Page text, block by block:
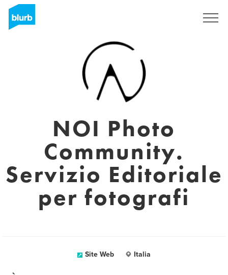
NOI Photo
Community.
Servizio Editoriale
per fotografi
Site Web Italia